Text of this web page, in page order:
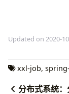
Updated on 2020-
xxl-job,
分布式系统